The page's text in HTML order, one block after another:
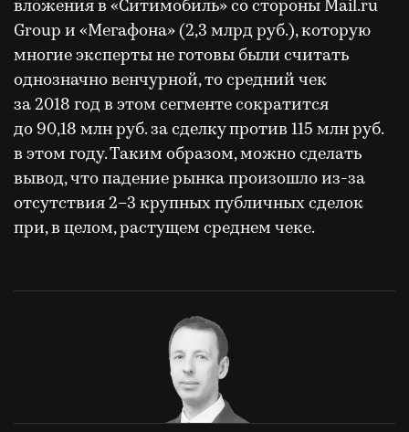
вложения в «Ситимобиль» со стороны Mail.ru
Group и «Мегафона» (2,3 млрд руб.), которую
многие эксперты не готовы были считать
однозначно венчурной, то средний чек
за 2018 год в этом сегменте сократится
до 90,18 млн руб. за сделку против 115 млн руб.
в этом году. Таким образом, можно сделать
вывод, что падение рынка произошло из-за
отсутствия 2–3 крупных публичных сделок
при, в целом, растущем среднем чеке.